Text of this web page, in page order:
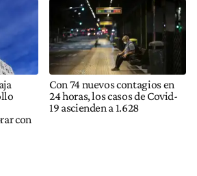
con
Con 74 nuevos contagios en
24 horas, los casos de Covid-
19 ascienden a 1.628